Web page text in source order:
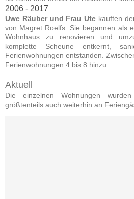
2006 - 2017
Uwe Räuber und Frau Ute kauften
von Magret Roelfs. Sie begannen als
Wohnhaus zu renovieren und
komplette Scheune entkernt,
Ferienwohnungen entstanden.
Ferienwohnungen 4 bis 8 hinzu.
Aktuell
Die einzelnen Wohnungen
größtenteils auch weiterhin an